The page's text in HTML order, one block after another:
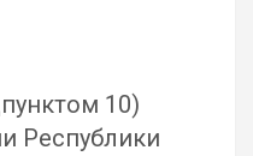
10)
Республики